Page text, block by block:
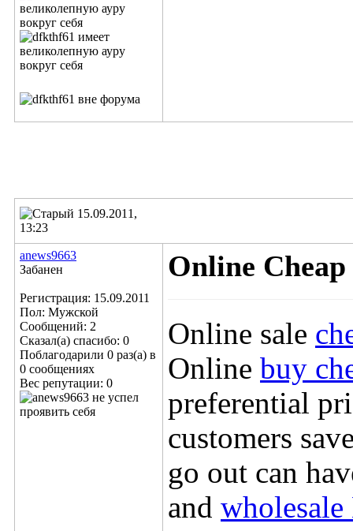
15.09.2011,
13:23
anews9663
Забанен
Регистрация: 15.09.2011
Пол: Мужской
Сообщений: 2
Сказал(а) спасибо: 0
Поблагодарили 0 раз(а) в
0 сообщениях
Вес репутации: 0
Online
Online sale
Online buy
preferential
customers
go out can
and wholesale